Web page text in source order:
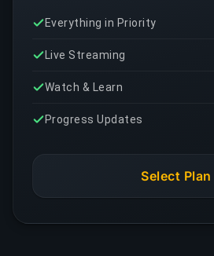
Everything in Priority
Live Streaming
Watch & Learn
Progress Updates
Select Plan